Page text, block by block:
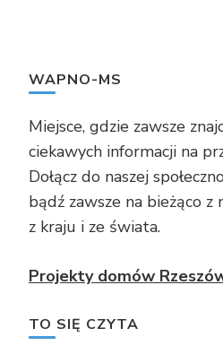
WAPNO-MS
Miejsce, gdzie zawsze
ciekawych informacji na
Dołącz do naszej
bądź zawsze na bieżąco
z kraju i ze świata.
Projekty domów
TO SIĘ CZYTA